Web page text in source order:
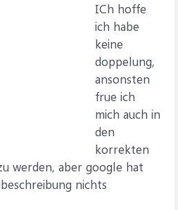
ICh hoffe
ich habe
keine
doppelung,
ansonsten
frue ich
mich auch in
den
korrekten
werden, aber google hat
nichts